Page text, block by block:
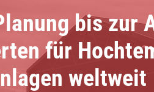
bis zur
für
weltweit